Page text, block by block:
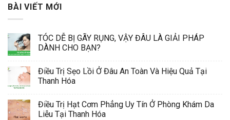
BÀI VIẾT MỚI
TÓC DỄ BỊ GÃY RỤNG, VẬY ĐÂU LÀ GIẢI PHÁP
DÀNH CHO BẠN?
Điều Trị Sẹo Lồi Ở Đâu An Toàn Và Hiệu Quả Tại
Thanh Hóa
Điều Trị Hạt Cơm Phẳng Uy Tín Ở Phòng Khám Da
Liễu Tại Thanh Hóa